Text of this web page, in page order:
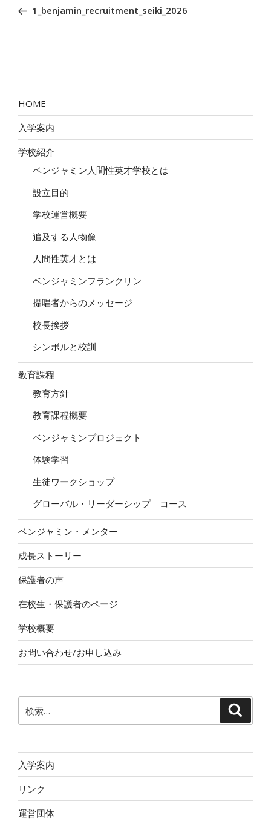
ナ
ョ
ン
の
1_benjamin_recruitment_seiki_2026
HOME
入学案内
学校紹介
ベンジャミン人間性英才学校とは
設立目的
学校運営概要
追及する人物像
人間性英才とは
ベンジャミンフランクリン
提唱者からのメッセージ
校長挨拶
シンボルと校訓
教育課程
教育方針
教育課程概要
ベンジャミンプロジェクト
体験学習
生徒ワークショップ
グローバル・リーダーシップ コース
ベンジャミン・メンター
成長ストーリー
保護者の声
在校生・保護者のページ
学校概要
お問い合わせ/お申し込み
索:
入学案内
リンク
運営団体